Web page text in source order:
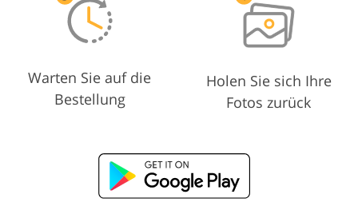
Warten Sie auf die
Bestellung
Holen Sie sich Ihre
Fotos zurück